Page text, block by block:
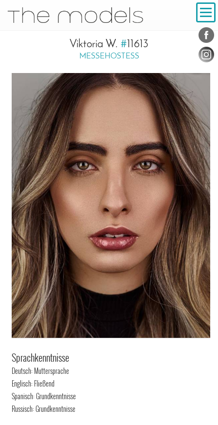
Navigation
Viktoria W. #11613
MESSEHOSTESS
Sprachkenntnisse
Deutsch: Muttersprache
Englisch: Fließend
Spanisch: Grundkenntnisse
Russisch: Grundkenntnisse